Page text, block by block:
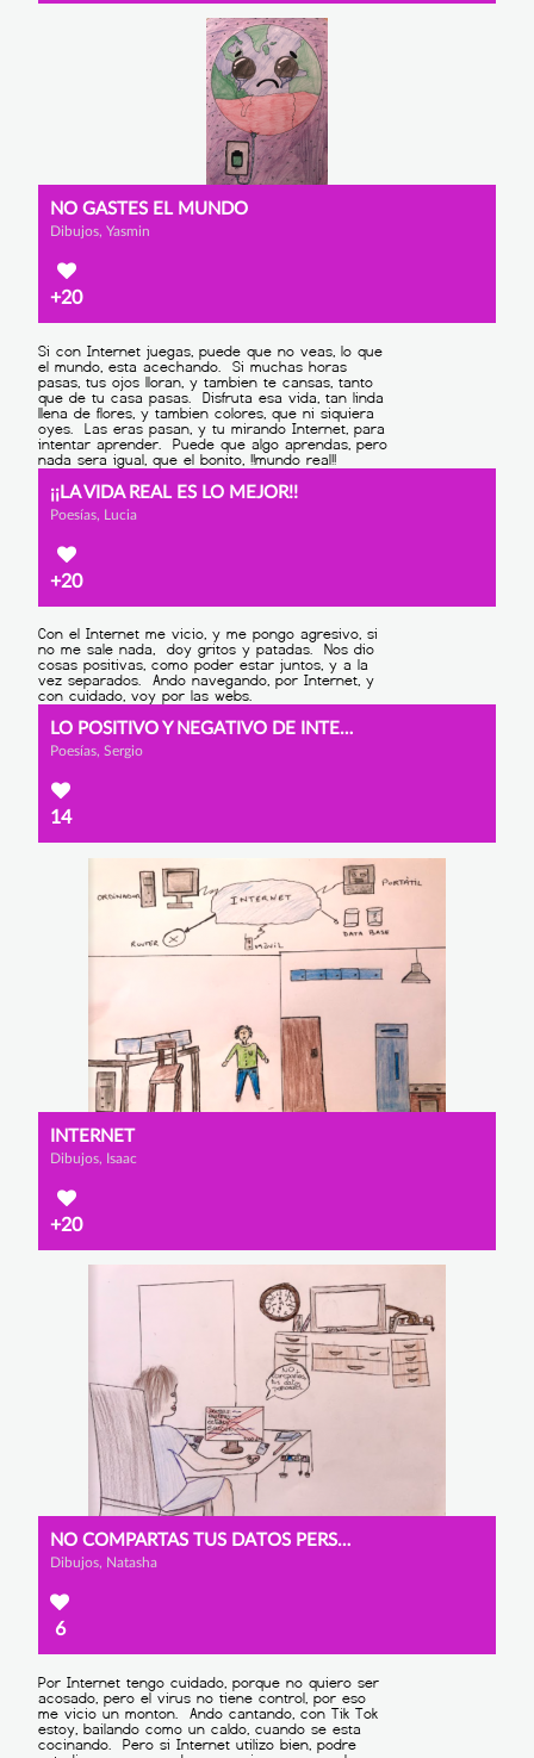
NO GASTES EL MUNDO
Dibujos, Yasmin
+20
¡¡LA VIDA REAL ES LO MEJOR!!
Poesías, Lucia
+20
LO POSITIVO Y NEGATIVO DE INTERNET
Poesías, Sergio
14
INTERNET
Dibujos, Isaac
+20
NO COMPARTAS TUS DATOS PERSONALES
Dibujos, Natasha
6